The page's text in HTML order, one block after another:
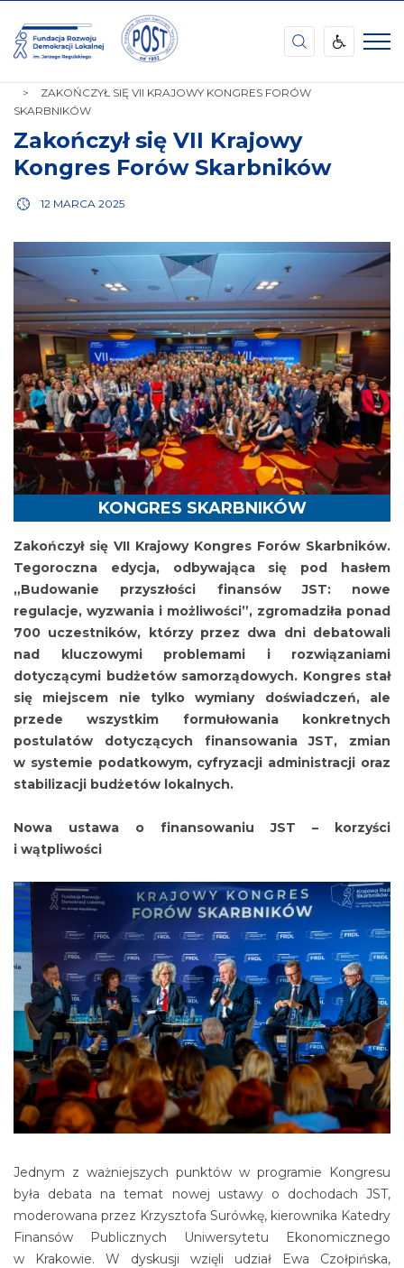
Fundacja
Rozwoju
Demokracji
Lokalnej
im.
Jerzego
Regulskiego
Podkarpacki
Ośrodek
Samorządu
Terytorialnego
GŁÓWNA
ZAKOŃCZYŁ SIĘ VII KRAJOWY KONGRES FORÓW
SKARBNIKÓW
Zakończył się VII Krajowy
Kongres Forów Skarbników
12 MARCA 2025
KONGRES SKARBNIKÓW
Zakończył się VII Krajowy Kongres Forów Skarbników.
Tegoroczna edycja, odbywająca się pod hasłem
„Budowanie przyszłości finansów JST: nowe
regulacje, wyzwania i możliwości”, zgromadziła ponad
700 uczestników, którzy przez dwa dni debatowali
nad kluczowymi problemami i rozwiązaniami
dotyczącymi budżetów samorządowych. Kongres stał
się miejscem nie tylko wymiany doświadczeń, ale
przede wszystkim formułowania konkretnych
postulatów dotyczących finansowania JST, zmian
w systemie podatkowym, cyfryzacji administracji oraz
stabilizacji budżetów lokalnych.
Nowa ustawa o finansowaniu JST – korzyści
i wątpliwości
Jednym z ważniejszych punktów w programie Kongresu
była debata na temat nowej ustawy o dochodach JST,
moderowana przez Krzysztofa Surówkę, kierownika Katedry
Finansów Publicznych Uniwersytetu Ekonomicznego
w Krakowie. W dyskusji wzięli udział Ewa Czołpińska,